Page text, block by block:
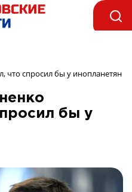
что спросил бы у инопланетян
бы у